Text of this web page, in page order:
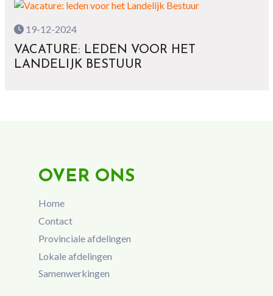
19-12-2024
VACATURE: LEDEN VOOR HET
LANDELIJK BESTUUR
OVER ONS
Home
Contact
Provinciale afdelingen
Lokale afdelingen
Samenwerkingen